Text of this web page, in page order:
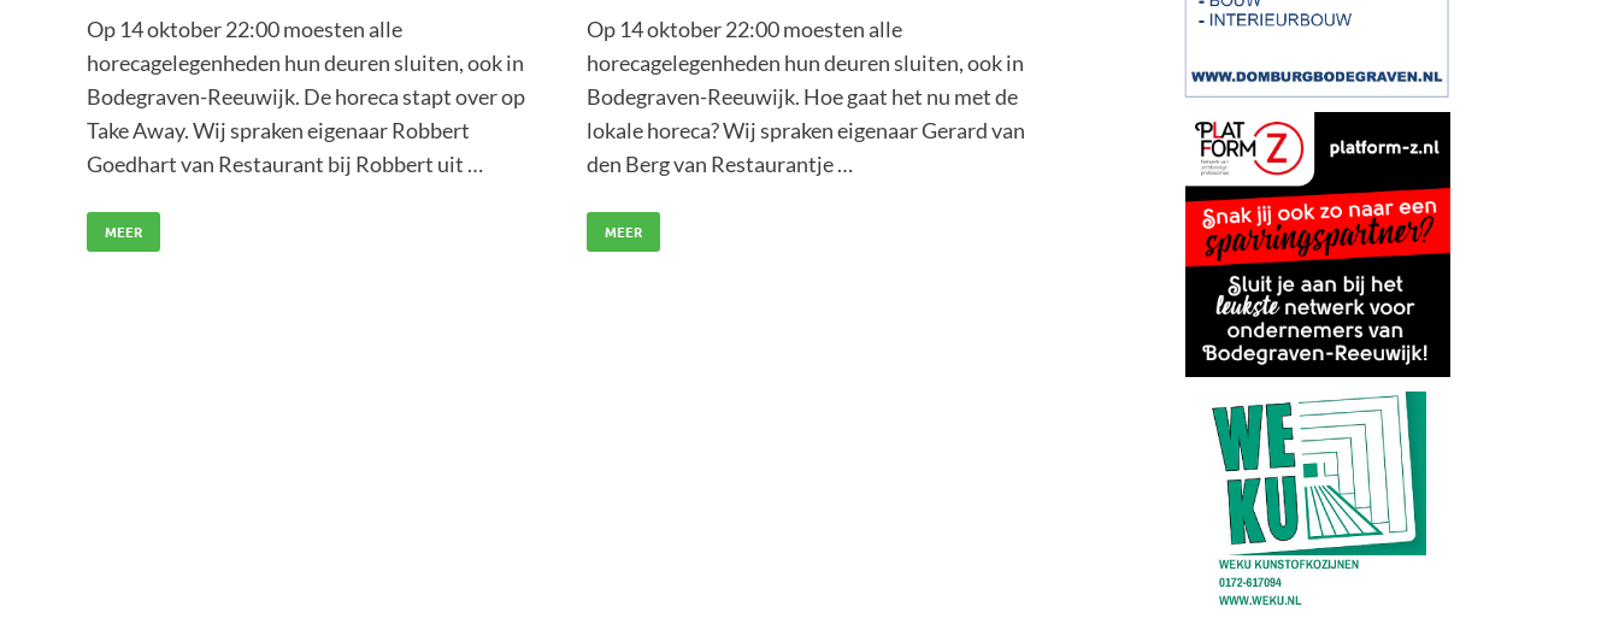
Op 14 oktober 22:00 moesten alle
horecagelegenheden hun deuren sluiten, ook in
Bodegraven-Reeuwijk. De horeca stapt over op
Take Away. Wij spraken eigenaar Robbert
Goedhart van Restaurant bij Robbert uit …
MEER
Op 14 oktober 22:00 moesten alle
horecagelegenheden hun deuren sluiten, ook in
Bodegraven-Reeuwijk. Hoe gaat het nu met de
lokale horeca? Wij spraken eigenaar Gerard van
den Berg van Restaurantje …
MEER